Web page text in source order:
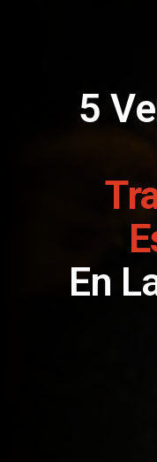
5
En